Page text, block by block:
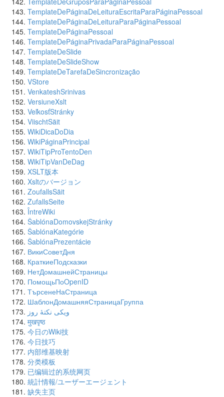
TemplateDePáginaDeLeituraEscritaParaPáginaPessoal
TemplateDePáginaDeLeituraParaPáginaPessoal
TemplateDePáginaPessoal
TemplateDePáginaPrivadaParaPáginaPessoal
TemplateDeSlide
TemplateDeSlideShow
TemplateDeTarefaDeSincronização
VStore
VenkateshSrinivas
VersiuneXslt
VeľkosťStránky
ViischtSäit
WikiDicaDoDia
WikiPáginaPrincipal
WikiTipProTentoDen
WikiTipVanDeDag
XSLT版本
Xsltのバージョン
ZoufallsSäit
ZufallsSeite
ÎntreWiki
ŠablónaDomovskejStránky
ŠablónaKategórie
ŠablónaPrezentácie
ВикиСоветДня
КраткиеПодсказки
НетДомашнейСтраницы
ПомощьПоOpenID
ТърсенеНаСтраница
ШаблонДомашняяСтраницаГруппа
ویکی نکتهٔ روز
मुखपृष्ठ
今日のWiki技
今日技巧
内部维基映射
分类模板
已编辑过的系统网页
統計情報/ユーザーエージェント
缺失主页